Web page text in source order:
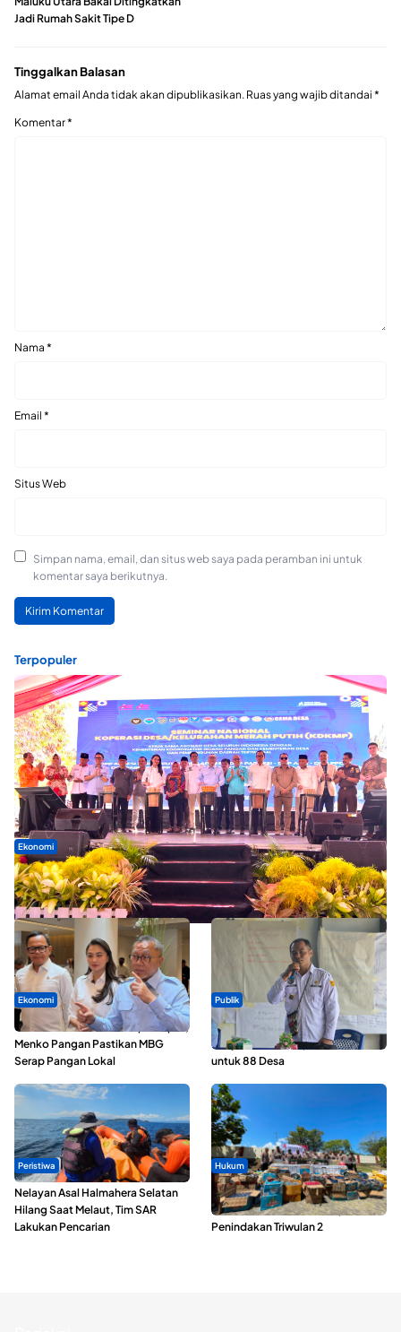
Jadi Rumah Sakit Tipe D
Tinggalkan Balasan
Alamat email Anda tidak akan dipublikasikan. Ruas yang wajib ditandai *
Komentar*
Nama *
Email *
Situs Web
Simpan nama, email, dan situs web saya pada peramban ini untuk
komentar saya berikutnya.
Terpopuler
Ekonomi
Seminar di Ternate, Mendes Perkuat Sinergi Percepatan
Kopdes Merah Putih
Ekonomi
SPPG di Maluku Utara Dipercepat,
Menko Pangan Pastikan MBG
Serap Pangan Lokal
Publik
ABDESI Morotai Apresiasi
Penyaluran ADD Rp3,13 Miliar
untuk 88 Desa
Peristiwa
Nelayan Asal Halmahera Selatan
Hilang Saat Melaut, Tim SAR
Lakukan Pencarian
Hukum
Polda Maluku Utara Musnahkan
Ribuan Liter Miras Hasil Operasi
Penindakan Triwulan 2